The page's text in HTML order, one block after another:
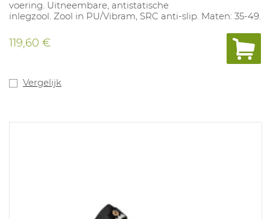
voering. Uitneembare, antistatische
inlegzool. Zool in PU/Vibram, SRC anti-slip. Maten: 35-49.
119,60 €
Vergelijk